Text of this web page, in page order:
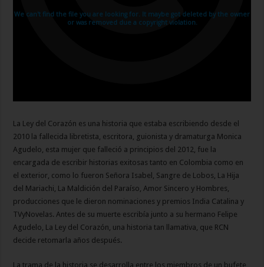
La Ley del Corazón es una historia que estaba escribiendo desde el
2010 la fallecida libretista, escritora, guionista y dramaturga Monica
Agudelo, esta mujer que falleció a principios del 2012, fue la
encargada de escribir historias exitosas tanto en Colombia como en
el exterior, como lo fueron Señora Isabel, Sangre de Lobos, La Hija
del Mariachi, La Maldición del Paraíso, Amor Sincero y Hombres,
producciones que le dieron nominaciones y premios India Catalina y
TVyNovelas. Antes de su muerte escribía junto a su hermano Felipe
Agudelo, La Ley del Corazón, una historia tan llamativa, que RCN
decide retomarla años después.
La trama de la historia se desarrolla entre los miembros de un bufete